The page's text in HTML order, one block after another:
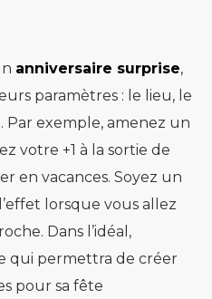
anniversaire surprise,
paramètres : le lieu, le
exemple, amenez un
votre +1 à la sortie de
en vacances. Soyez un
lorsque vous allez
Dans l’idéal,
qui permettra de créer
pour sa fête